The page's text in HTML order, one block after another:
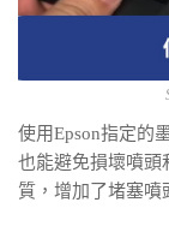
使用Epson指定的
也能避免損壞噴頭
質，增加了堵塞噴